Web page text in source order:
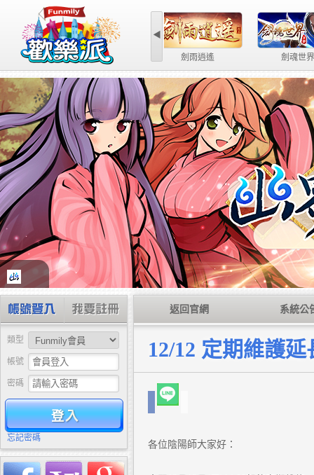
◀
魔力學堂 第
類型
帳號
密碼
驗證
忘記密碼
返回官網 系統公
12/12 定期維護
各位陰陽師大家好：